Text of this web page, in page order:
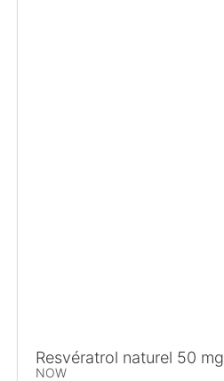
Resvératrol naturel 50 mg
NOW